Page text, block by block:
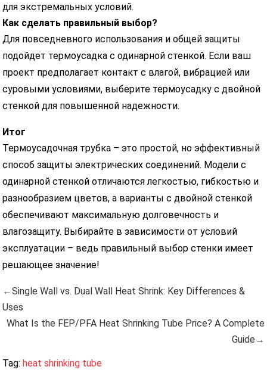
для экстремальных условий.
Как сделать правильный выбор?
Для повседневного использования и общей защиты
подойдет термоусадка с одинарной стенкой. Если ваш
проект предполагает контакт с влагой, вибрацией или
суровыми условиями, выберите термоусадку с двойной
стенкой для повышенной надежности.
Итог
Термоусадочная трубка – это простой, но эффективный
способ защиты электрических соединений. Модели с
одинарной стенкой отличаются легкостью, гибкостью и
разнообразием цветов, а варианты с двойной стенкой
обеспечивают максимальную долговечность и
влагозащиту. Выбирайте в зависимости от условий
эксплуатации – ведь правильный выбор стенки имеет
решающее значение!
←Single Wall vs. Dual Wall Heat Shrink: Key Differences &
Uses
What Is the FEP/PFA Heat Shrinking Tube Price? A Complete
Guide→
Tag:heat shrinking tube